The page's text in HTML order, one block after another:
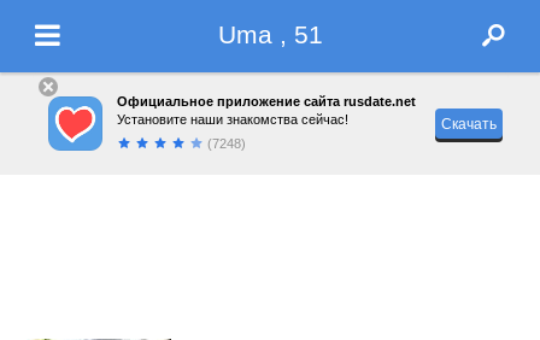
Uma , 51
Официальное приложение сайта rusdate.net
Установите наши знакомства сейчас!
(7248)
Скачать